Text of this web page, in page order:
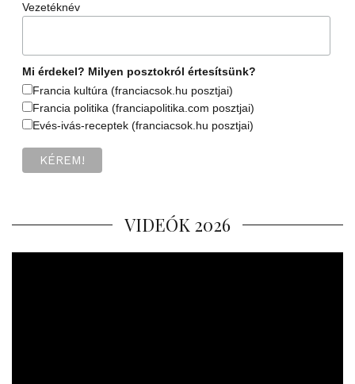
Vezetéknév
Mi érdekel? Milyen posztokról értesítsünk?
Francia kultúra (franciacsok.hu posztjai)
Francia politika (franciapolitika.com posztjai)
Evés-ivás-receptek (franciacsok.hu posztjai)
VIDEÓK 2026